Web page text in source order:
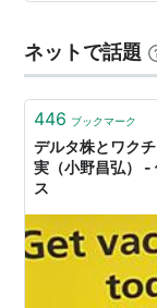
実を赦し、削除
ネットで話題
446 ブックマーク
デルタ株とワク
実（小野昌弘）
ス